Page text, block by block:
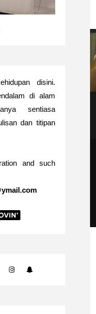
disini.
di alam
sentiasa
dan titipan
and such